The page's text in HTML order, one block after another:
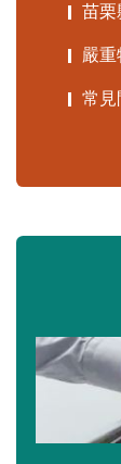
苗栗
嚴重
常見